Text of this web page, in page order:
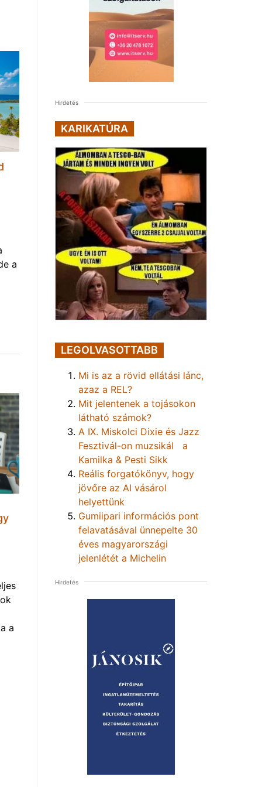
a
a
Hirdetés
KARIKATÚRA
LEGOLVASOTTABB
Mi is az a rövid ellátási lánc,
azaz a REL?
Mit jelentenek a tojásokon
látható számok?
A IX. Miskolci Dixie és Jazz
Fesztivál-on muzsikál a
Kamilka & Pesti Sikk
Reális forgatókönyv, hogy
jövőre az AI vásárol
helyettünk
Gumiipari információs pont
felavatásával ünnepelte 30
éves magyarországi
jelenlétét a Michelin
Hirdetés